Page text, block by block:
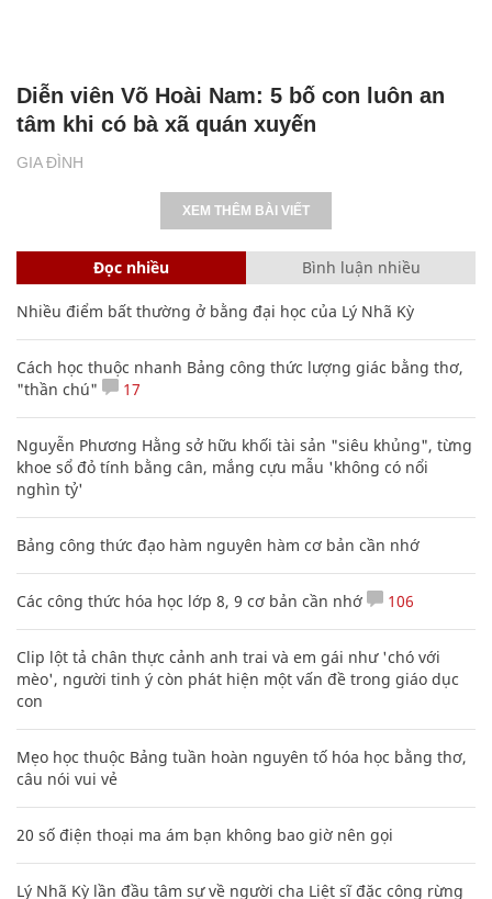
GIA ĐÌNH
Diễn viên Võ Hoài Nam: 5 bố con luôn an
tâm khi có bà xã quán xuyến
XEM THÊM BÀI VIẾT
Đọc nhiều Bình luận nhiều
Nhiều điểm bất thường ở bằng đại học của Lý Nhã Kỳ
Cách học thuộc nhanh Bảng công thức lượng giác bằng thơ,
"thần chú"
17
Nguyễn Phương Hằng sở hữu khối tài sản "siêu khủng", từng
khoe sổ đỏ tính bằng cân, mắng cựu mẫu 'không có nổi
nghìn tỷ'
Bảng công thức đạo hàm nguyên hàm cơ bản cần nhớ
Các công thức hóa học lớp 8, 9 cơ bản cần nhớ 106
Clip lột tả chân thực cảnh anh trai và em gái như 'chó với
mèo', người tinh ý còn phát hiện một vấn đề trong giáo dục
con
Mẹo học thuộc Bảng tuần hoàn nguyên tố hóa học bằng thơ,
câu nói vui vẻ
20 số điện thoại ma ám bạn không bao giờ nên gọi
Lý Nhã Kỳ lần đầu tâm sự về người cha Liệt sĩ đặc công rừng